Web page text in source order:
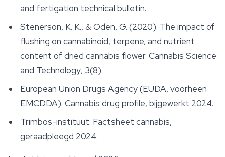
and fertigation technical bulletin.
Stenerson, K. K., & Oden, G. (2020). The impact of
flushing on cannabinoid, terpene, and nutrient
content of dried cannabis flower. Cannabis Science
and Technology, 3(8).
European Union Drugs Agency (EUDA, voorheen
EMCDDA). Cannabis drug profile, bijgewerkt 2024.
Trimbos-instituut. Factsheet cannabis,
geraadpleegd 2024.